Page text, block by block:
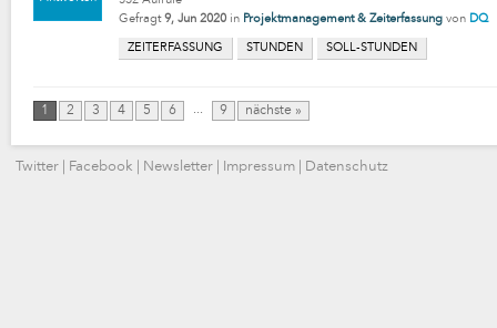
Gefragt 9, Jun 2020 in Projektmanagement & Zeiterfassung von DQ
ZEITERFASSUNG STUNDEN SOLL-STUNDEN
1 2 3 4 5 6 ... 9 nächste »
Twitter Facebook Newsletter Impressum Datenschutz